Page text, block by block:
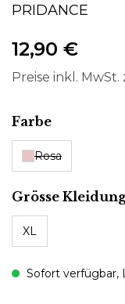
PRIDANCE
12,90 €
Preise inkl.
Farbeauswählen
Rosa
Grösse
XL
Sofort verfügbar,